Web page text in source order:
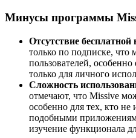
Минусы программы
Отсутствие бесплатной
только по подписке, что
пользователей,
только для личного
Сложность
отмечают, что Missive
особенно для тех, кто
подобными
изучение функционала